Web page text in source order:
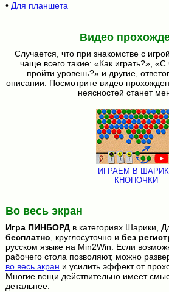
• Для планшета
Видео
Случается, что при знакомстве с
чаще всего такие: «Как играть?», «С
пройти уровень?» и другие,
описании. Посмотрите видео
неясностей станет
ИГРАЕМ В
КНОПОЧКИ
Во весь экран
Игра ПИНБОРДв категориях Шарики,
бесплатно, круглосуточно и без
русском языке на Min2Win. Если
рабочего стола позволяют, можно
во весь экран и усилить эффект от
Многие вещи действительно имеет
детальнее.